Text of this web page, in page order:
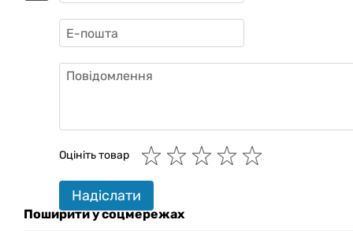
Оцініть товар
Надіслати
Поширити у соцмережах
GAZIKAI
Привіт! 👋 Я Gazik AI — допоможу
підібрати вживану комп'ютерну
техніку. Що шукаєш?